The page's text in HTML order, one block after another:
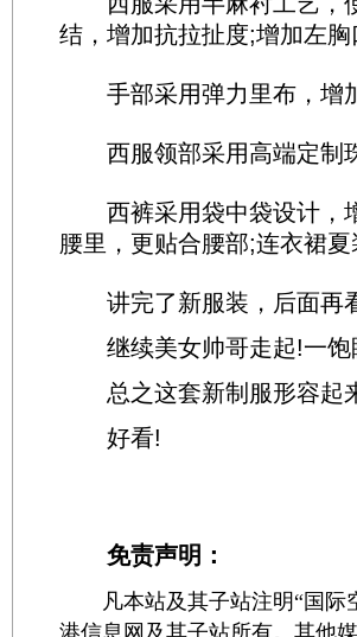
结，增加抗拉扯度;增加左
手部采用弹力里布，增
西服领部采用高端定制
西裤采用袋中袋设计，
腰里，更贴合腰部;连衣裙
讲完了新服装，后面再
继续美女帅哥走起!一饱
总之这套新制服形容起
好看!
免责声明：
凡本站及其子站注明“国际
港信息网及其子站所有。其他